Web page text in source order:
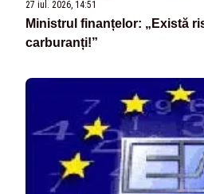
27 iul. 2026, 14:51
Ministrul finanțelor: „Există
carburanți!”